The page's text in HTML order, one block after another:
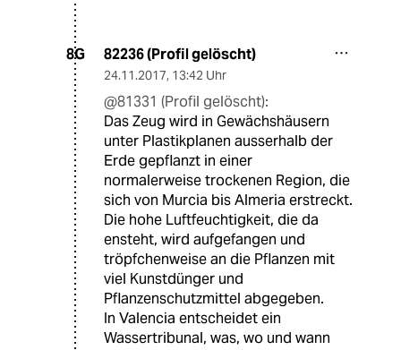
8G 82236 (Profil gelöscht)
24.11.2017, 13:42 Uhr
@81331 (Profil gelöscht):
Das Zeug wird in Gewächshäusern
unter Plastikplanen ausserhalb der
Erde gepflanzt in einer
normalerweise trockenen Region, die
sich von Murcia bis Almeria erstreckt.
Die hohe Luftfeuchtigkeit, die da
ensteht, wird aufgefangen und
tröpfchenweise an die Pflanzen mit
viel Kunstdünger und
Pflanzenschutzmittel abgegeben.
In Valencia entscheidet ein
Wassertribunal, was, wo und wann